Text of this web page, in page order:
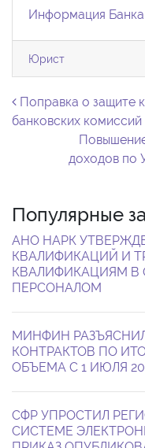
Информация Банка
Юрист
Навигация
Поправка о защите
банковских
доходов по
Популярные
АНО НАРК
КВАЛИФИКАЦИЙ И
КВАЛИФИКАЦИЯМ В
ПЕРСОНАЛОМ
МИНФИН
КОНТРАКТОВ ПО
ОБЪЕМА С 1 ИЮЛЯ
СФР УПРОСТИЛ
СИСТЕМЕ